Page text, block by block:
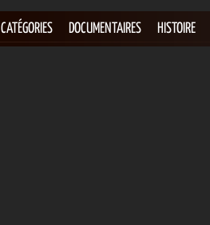
CATÉGORIES DOCUMENTAIRES HISTOIRE